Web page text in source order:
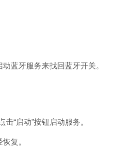
蓝牙服务来找回蓝牙开关。
“启动”按钮启动服务。
复。